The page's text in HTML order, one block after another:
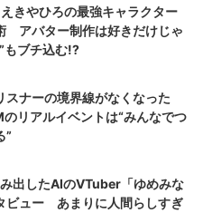
きやひろの最強キャラクター
アバター制作は好きだけじゃ
もブチ込む!?
スナーの境界線がなくなった
リアルイベントは“みんなでつ
”
出したAIのVTuber「ゆめみな
ビュー あまりに人間らしすぎ